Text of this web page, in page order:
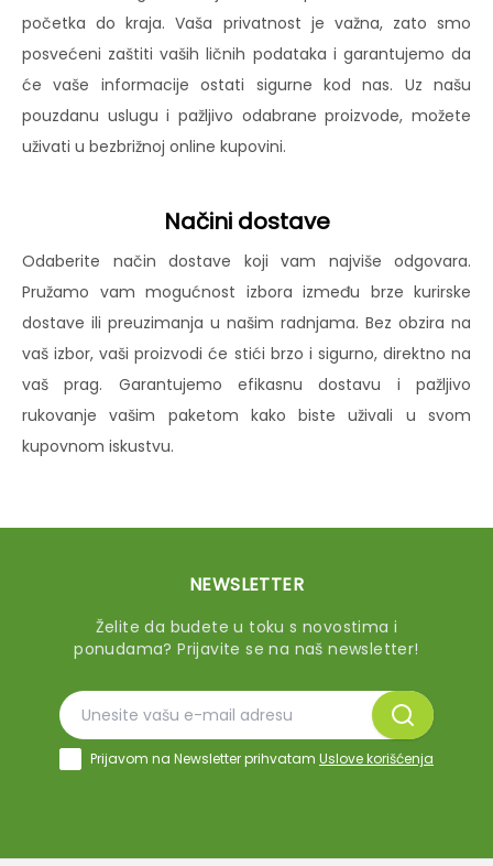
početka do kraja. Vaša privatnost je važna, zato smo
posvećeni zaštiti vaših ličnih podataka i garantujemo da
će vaše informacije ostati sigurne kod nas. Uz našu
pouzdanu uslugu i pažljivo odabrane proizvode, možete
uživati u bezbrižnoj online kupovini.
Načini dostave
Odaberite način dostave koji vam najviše odgovara.
Pružamo vam mogućnost izbora između brze kurirske
dostave ili preuzimanja u našim radnjama. Bez obzira na
vaš izbor, vaši proizvodi će stići brzo i sigurno, direktno na
vaš prag. Garantujemo efikasnu dostavu i pažljivo
rukovanje vašim paketom kako biste uživali u svom
kupovnom iskustvu.
NEWSLETTER
Želite da budete u toku s novostima i
ponudama? Prijavite se na naš newsletter!
Prijavom na Newsletter prihvatam Uslove korišćenja